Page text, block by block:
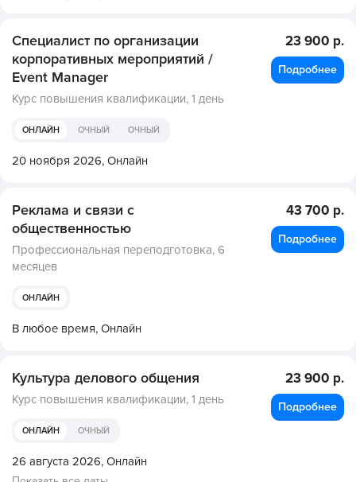
Специалист по организации
корпоративных мероприятий /
Event Manager
Курс повышения квалификации, 1 день
ОНЛАЙН ОЧНЫЙ ОЧНЫЙ
20 ноября 2026, Онлайн
23 900 р.
Подробнее
Реклама и связи с
общественностью
Профессиональная переподготовка, 6
месяцев
ОНЛАЙН
В любое время, Онлайн
43 700 р.
Подробнее
Культура делового общения
Курс повышения квалификации, 1 день
ОНЛАЙН ОЧНЫЙ
26 августа 2026, Онлайн
23 900 р.
Подробнее